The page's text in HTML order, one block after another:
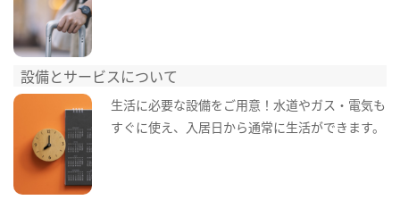
設備とサービスについて
生活に必要な設備をご用意！水道やガス・電気も
すぐに使え、入居日から通常に生活ができます。